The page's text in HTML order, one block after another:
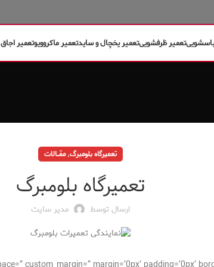
تعمیر ظرفشوییتعمیر یخچال و سایدتعمیر ماکروویوتعمیر
تعمیرگاه بلومبرگ,مقــــالات
تعمیرگاه بلومبرگ
ارسال توسط مدیر سایت